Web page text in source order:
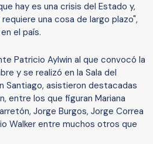
hay es una crisis del Estado y,
una cosa de largo plazo",
el país.
Patricio Aylwin al que convocó la
y se realizó en la Sala del
Santiago, asistieron destacadas
entre los que figuran Mariana
Jorge Burgos, Jorge Correa
Walker entre muchos otros que